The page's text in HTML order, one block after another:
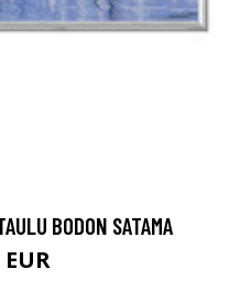
BODON SATAMA
EUR